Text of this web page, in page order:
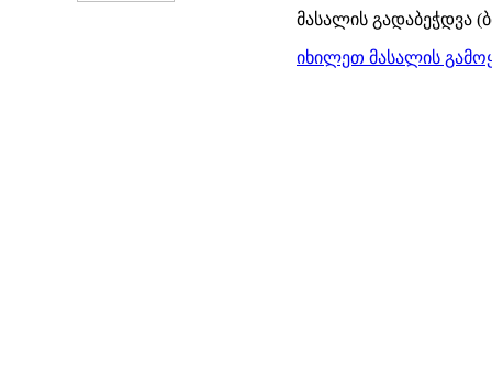
მასალის გადაბეჭდვა
იხილეთ მასალის